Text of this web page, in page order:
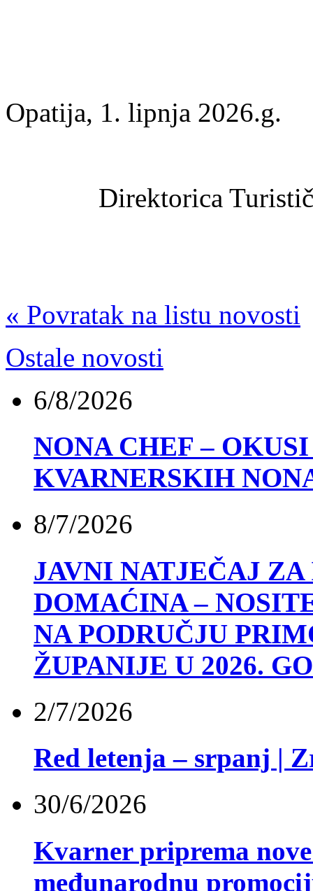
Opatija, 1. lipnja 2026.g.
Direktorica
« Povratak na listu novosti
Ostale novosti
6/8/2026
NONA CHEF –
KVARNERSKIH
8/7/2026
JAVNI NATJEČAJ
DOMAĆINA –
NA PODRUČJU
ŽUPANIJE U 2026.
2/7/2026
Red letenja – srpanj |
30/6/2026
Kvarner priprema
međunarodnu